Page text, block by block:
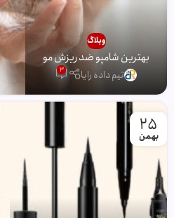
وبلاگ
بهترین شامپو ضد ریزش مو
تیم داده رایا 3
25
بهمن